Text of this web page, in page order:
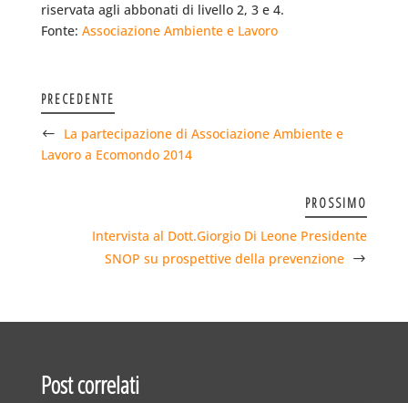
riservata agli abbonati di livello 2, 3 e 4.
Fonte: Associazione Ambiente e Lavoro
PRECEDENTE
La partecipazione di Associazione Ambiente e
Lavoro a Ecomondo 2014
PROSSIMO
Intervista al Dott.Giorgio Di Leone Presidente
SNOP su prospettive della prevenzione
Post correlati